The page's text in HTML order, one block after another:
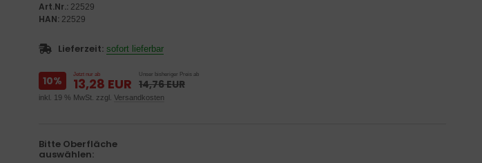
Art.Nr.: 22529
HAN: 22529
Lieferzeit: sofort lieferbar
Jetzt nur ab
13,28 EUR
Unser bisheriger Preis ab
14,76 EUR
10%
inkl. 19 % MwSt. zzgl. Versandkosten
Bitte Oberfläche
auswählen: